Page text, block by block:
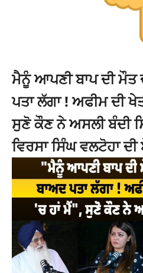
ਮੈਨੂੰ ਆਪਣੀ ਬਾਪ ਦੀ ਮੌਤ
ਪਤਾ ਲੱਗਾ ! ਅਫੀਮ ਦੀ
ਸੁਣੋ ਕੌਣ ਨੇ ਅਸਲੀ ਬੰਦੀ
ਵਿਰਸਾ ਸਿੰਘ ਵਲਟੋਹਾ